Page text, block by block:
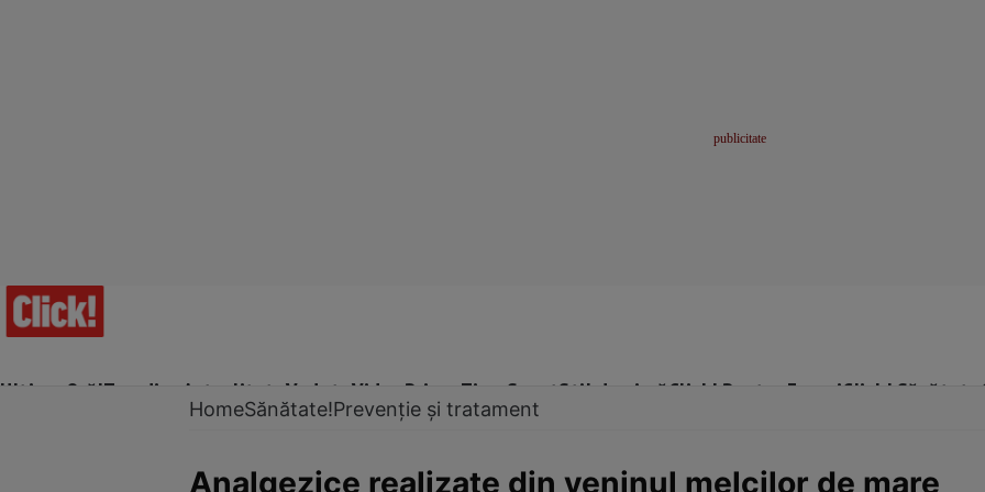
Ultima Oră!Trending Actualitate Vedete Video Prime Time SportStil de viațăClick! Pentru FemeiClick! Sănătate
HomeSănătate!Prevenție și tratament
Analgezice realizate din veninul melcilor de mare